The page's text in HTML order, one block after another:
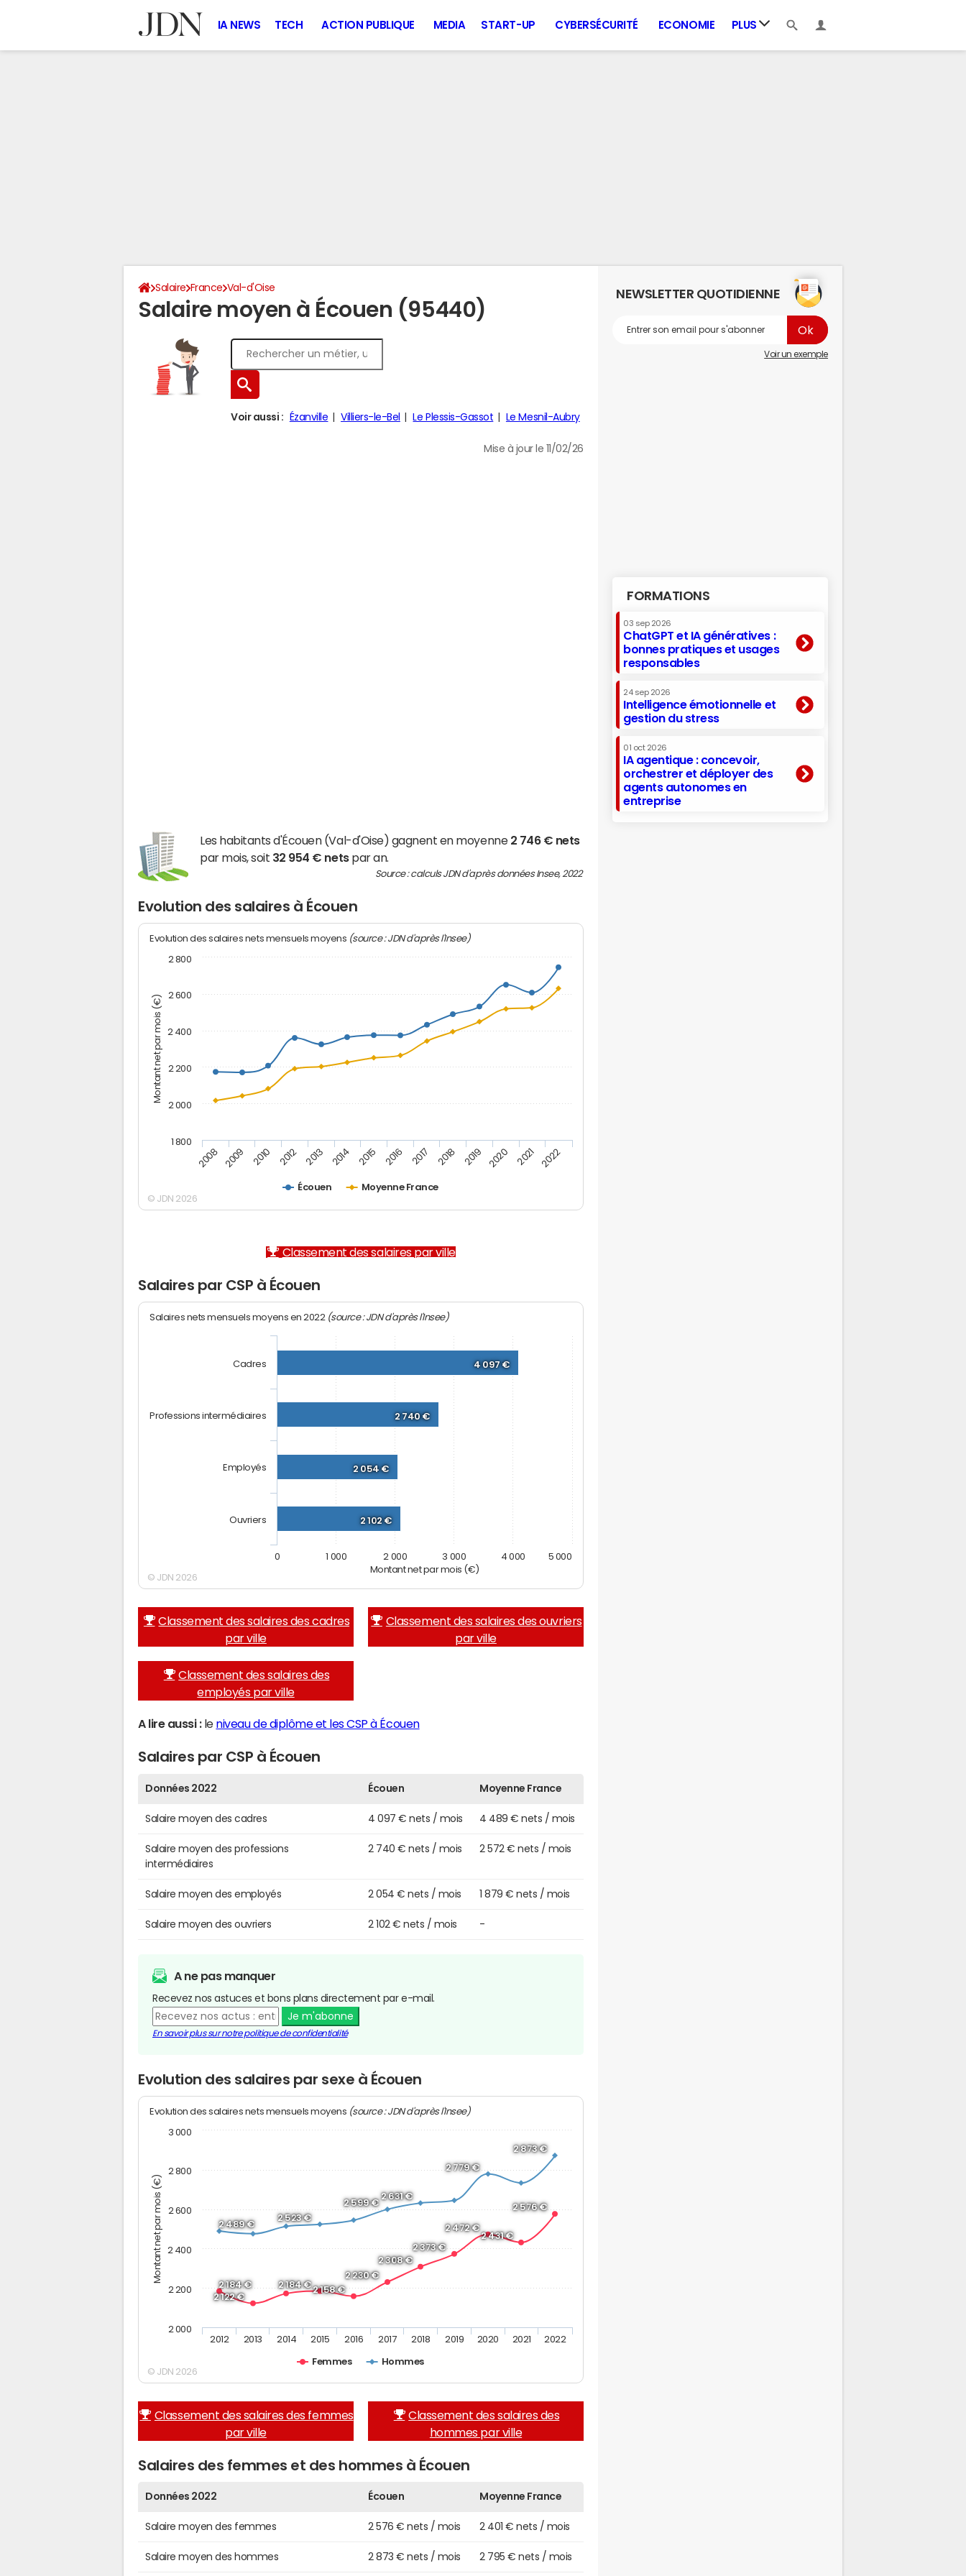
IA NEWS TECH ACTION PUBLIQUE MEDIA START-UP CYBERSÉCURITÉ ECONOMIE PLUS
Salaire France Val-d'Oise
Salaire moyen à Écouen (95440)
Voir aussi : Ézanville Villiers-le-Bel Le Plessis-Gassot Le Mesnil-Aubry
Mise à jour le 11/02/26
Les habitants d'Écouen (Val-d'Oise) gagnent en moyenne 2 746 € nets
par mois, soit 32 954 € netspar an.
Source : calculs JDN d'après données Insee, 2022
Evolution des salaires à Écouen
Montant net par mois (€)
Evolution des salaires nets mensuels moyens (source : JDN d'après l'Insee)
Écouen Moyenne France
2008 2009 2010 2012 2013 2014 2015 2016 2017 2018 2019 2020 2021 2022
1 800
2 000
2 200
2 400
2 600
2 800
© JDN 2026
Classement des salaires par ville
Salaires par CSP à Écouen
Montant net par mois (€)
Salaires nets mensuels moyens en 2022 (source : JDN d'après l'Insee)
4 097 €
2 740 €
2 054 €
2 102 €
Cadres
Professions intermédiaires
Employés
Ouvriers
0 1 000 2 000 3 000 4 000 5 000
© JDN 2026
Classement des salaires des cadres
par ville
Classement des salaires des ouvriers
par ville
Classement des salaires des
employés par ville
A lire aussi :le niveau de diplôme et les CSP à Écouen
Salaires par CSP à Écouen
Données 2022 Écouen Moyenne France
Salaire moyen des cadres 4 097 € nets / mois 4 489 € nets / mois
Salaire moyen des professions
intermédiaires
2 740 € nets / mois 2 572 € nets / mois
Salaire moyen des employés 2 054 € nets / mois 1 879 € nets / mois
Salaire moyen des ouvriers 2 102 € nets / mois -
A ne pas manquer
Recevez nos astuces et bons plans directement par e-mail.
Je m'abonne
En savoir plus sur notre politique de confidentialité
Evolution des salaires par sexe à Écouen
Montant net par mois (€)
Evolution des salaires nets mensuels moyens (source : JDN d'après l'Insee)
2 184 €
2 122 €
2 184 €
2 158 €
2 230 €
2 308 €
2 373 €
2 472 €
2 431 €
2 576 €
2 489 €
2 523 €
2 599 €
2 631 €
2 779 €
2 873 €
Femmes Hommes
2012 2013 2014 2015 2016 2017 2018 2019 2020 2021 2022
2 000
2 200
2 400
2 600
2 800
3 000
© JDN 2026
Classement des salaires des femmes
par ville
Classement des salaires des
hommes par ville
Salaires des femmes et des hommes à Écouen
Données 2022 Écouen Moyenne France
Salaire moyen des femmes 2 576 € nets / mois 2 401 € nets / mois
Salaire moyen des hommes 2 873 € nets / mois 2 795 € nets / mois
NEWSLETTER QUOTIDIENNE
Voir un exemple
FORMATIONS
03 sep 2026
ChatGPT et IA génératives :
bonnes pratiques et usages
responsables
24 sep 2026
Intelligence émotionnelle et
gestion du stress
01 oct 2026
IA agentique : concevoir,
orchestrer et déployer des
agents autonomes en
entreprise